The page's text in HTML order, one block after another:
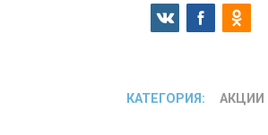
КАТЕГОРИЯ: АКЦИИ